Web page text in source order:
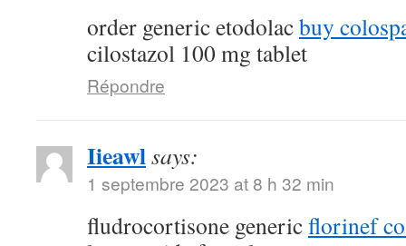
order generic etodolacbuy
cilostazol 100 mg tablet
Répondre
Iieawlsays:
1 septembre 2023 at 8 h 32 min
fludrocortisone genericflorinef